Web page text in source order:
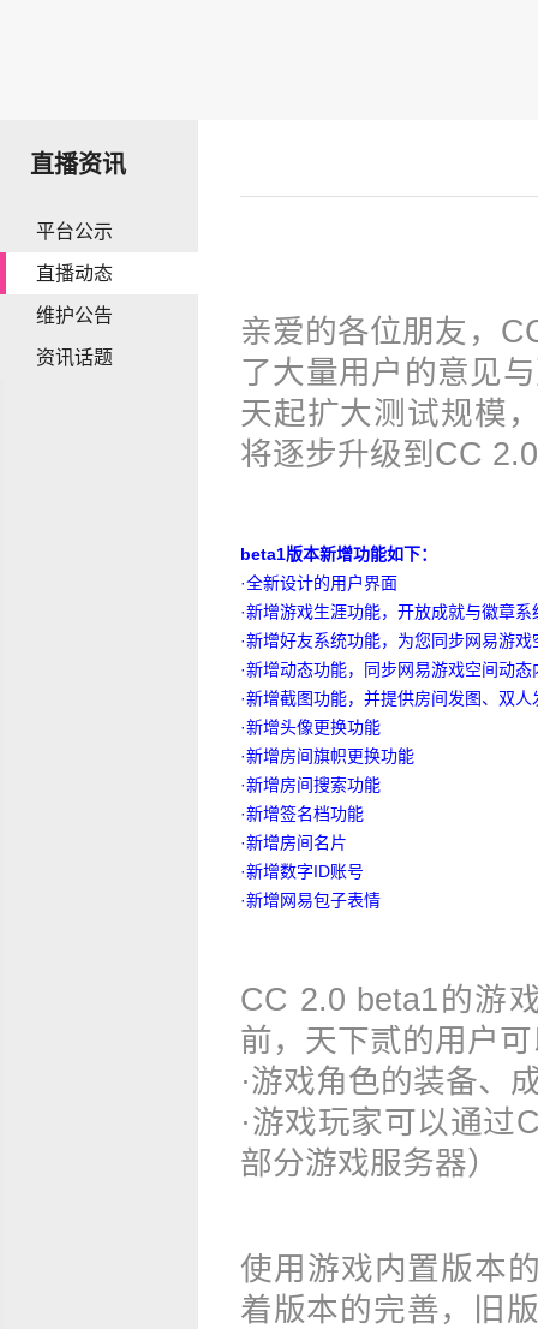
直播资讯
平台公示
直播动态
维护公告
资讯话题
亲爱的各位朋友，
了大量用户的意见
天起扩大测试规模
将逐步升级到
beta1版本新增功能如下：
·全新设计的用户界面
·新增游戏生涯功能，开放成就与徽章系
·新增好友系统功能，为您同步网易游戏
·新增动态功能，同步网易游戏空间动态
·新增截图功能，并提供房间发图、双人
·新增头像更换功能
·新增房间旗帜更换功能
·新增房间搜索功能
·新增签名档功能
·新增房间名片
·新增数字ID账号
·新增网易包子表情
CC2.0beta1的游
前，天下贰的用户
·游戏角色的装备、
·游戏玩家可以通过
部分游戏服务器）
使用游戏内置版本
着版本的完善，旧